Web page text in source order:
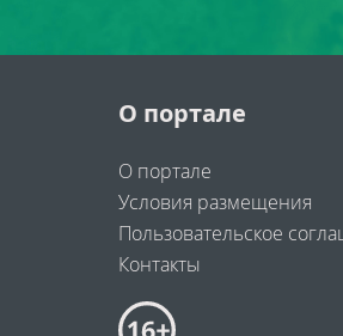
О портале
О портале
Условия размещения
Пользовательское
Контакты